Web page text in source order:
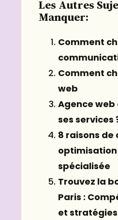
Les Autres
Manquer:
Comment
Comment
web
Agence web
ses services
8 raisons
optimisation
spécialisée
Trouvez la
Paris :
et